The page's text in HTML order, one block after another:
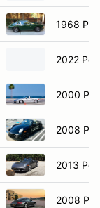
1968
2022
2000
2008
2013
2008